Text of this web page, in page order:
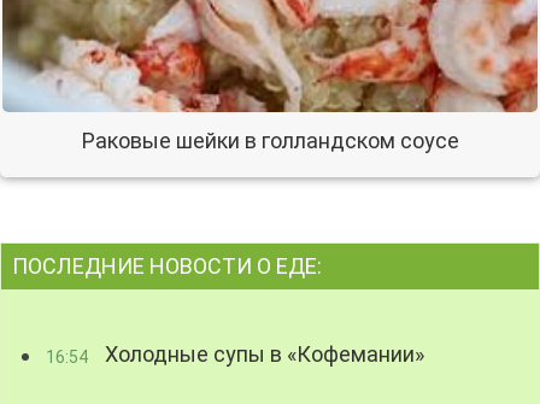
Раковые шейки в голландском соусе
ПОСЛЕДНИЕ НОВОСТИ О ЕДЕ:
16:54 Холодные супы в «Кофемании»